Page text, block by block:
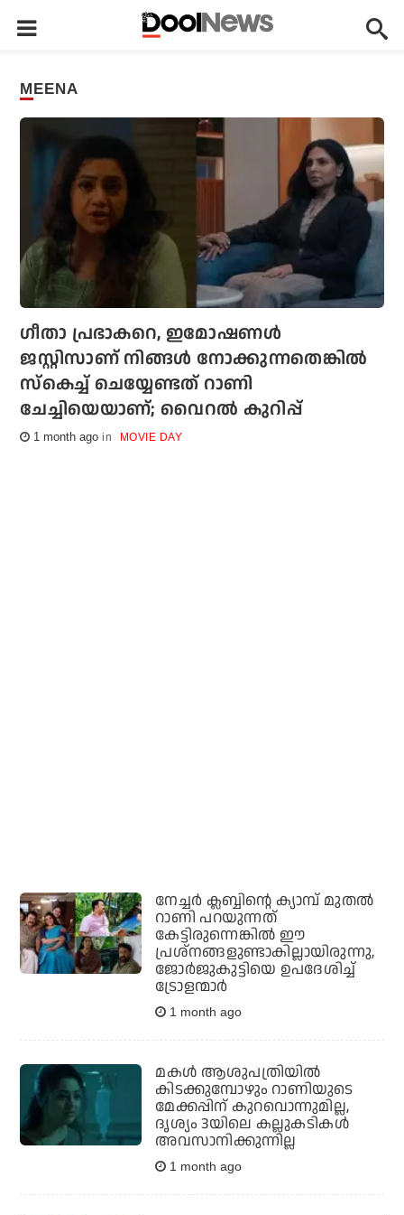
MEENA
ഗീതാ പ്രഭാകറെ, ഇമോഷണള്‍
ജസ്റ്റിസാണ് നിങ്ങള്‍ നോക്കുന്നതെങ്കില്‍
സ്‌കെച്ച് ചെയ്യേണ്ടത് റാണി
ചേച്ചിയെയാണ്; വൈറല്‍ കുറിപ്പ്
1 month ago MOVIE DAY
നേച്ചര്‍ ക്ലബ്ബിന്റെ ക്യാമ്പ് മുതല്‍
റാണി പറയുന്നത്
കേട്ടിരുന്നെങ്കില്‍ ഈ
പ്രശ്‌നങ്ങളുണ്ടാകില്ലായിരുന്നു,
ജോര്‍ജുകുട്ടിയെ ഉപദേശിച്ച്
ട്രോളന്മാര്‍
1 month ago
മകള്‍ ആശുപത്രിയില്‍
കിടക്കുമ്പോഴും റാണിയുടെ
മേക്കപ്പിന് കുറവൊന്നുമില്ല,
ദൃശ്യം 3യിലെ കല്ലുകടികള്‍
അവസാനിക്കുന്നില്ല
1 month ago